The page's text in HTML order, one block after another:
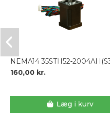
NEMA14 35STH52-
160,00 kr.
Læg i kurv